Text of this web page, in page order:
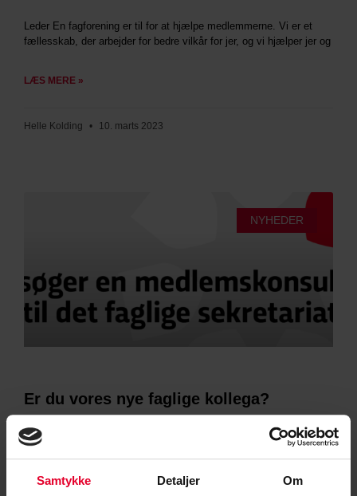
Samtykke Detaljer Om
Leder En fagforening er til for at hjælpe medlemmerne. Vi er et
fællesskab, der arbejder for bedre vilkår for jer, og vi hjælper jer og
LÆS MERE »
Helle Kolding 10. marts 2023
NYHEDER
Er du vores nye faglige kollega?
CS søger en medlemskonsulent til det faglige sekretariat. Som
medlemskonsulent får du daglig kontakt med medlemmerne, og